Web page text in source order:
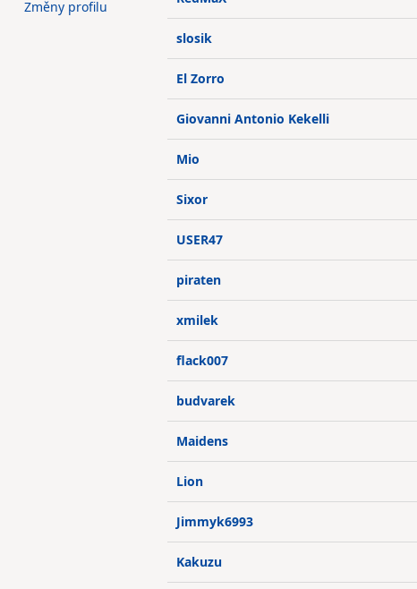
slosik
El Zorro
Giovanni Antonio Kekelli
Mio
Sixor
USER47
piraten
xmilek
flack007
budvarek
Maidens
Lion
Jimmyk6993
Kakuzu
Změny profilu